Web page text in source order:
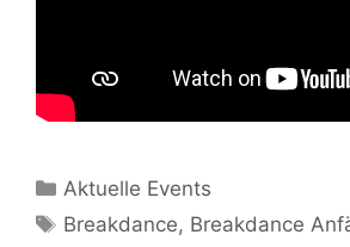
Kategorien
Aktuelle Events
Schlagwörter
Breakdance, Breakdance